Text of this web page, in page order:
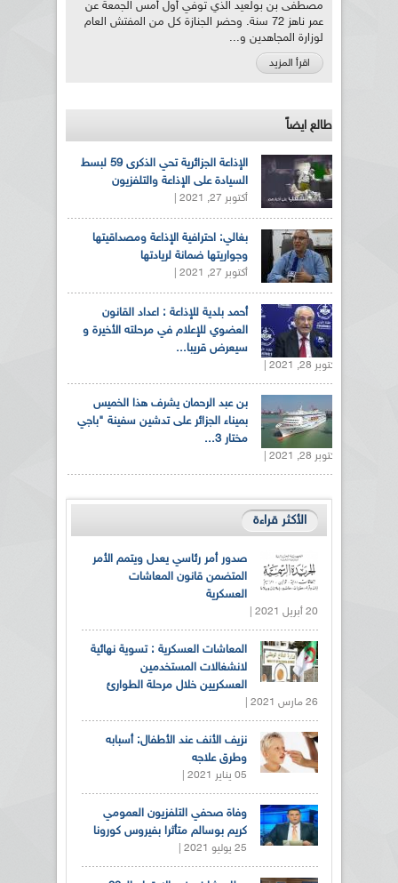
مصطفى بن بولعيد الذي توفي أول أمس الجمعة عن
عمر ناهز 72 سنة. وحضر الجنازة كل من المفتش العام
لوزارة المجاهدين و...
اقرأ المزيد
طالع ايضاً
الإذاعة الجزائرية تحي الذكرى 59 لبسط
السيادة على الإذاعة والتلفزيون
أكتوبر 27, 2021 |
بغالي: احترافية الإذاعة ومصداقيتها
وجواريتها ضمانة لريادتها
أكتوبر 27, 2021 |
أحمد بلدية للإذاعة : اعداد القانون
العضوي للإعلام في مرحلته الأخيرة و
سيعرض قريبا...
أكتوبر 28, 2021 |
بن عبد الرحمان يشرف هذا الخميس
بميناء الجزائر على تدشين سفينة "باجي
مختار 3...
أكتوبر 28, 2021 |
الأكثر قراءة
صدور أمر رئاسي يعدل ويتمم الأمر
المتضمن قانون المعاشات
العسكرية
20 أبريل 2021 |
المعاشات العسكرية : تسوية نهائية
لانشغالات المستخدمين
العسكريين خلال مرحلة الطوارئ
26 مارس 2021 |
نزيف الأنف عند الأطفال: أسبابه
وطرق علاجه
05 يناير 2021 |
وفاة صحفي التلفزيون العمومي
كريم بوسالم متأثرا بفيروس كورونا
25 يوليو 2021 |